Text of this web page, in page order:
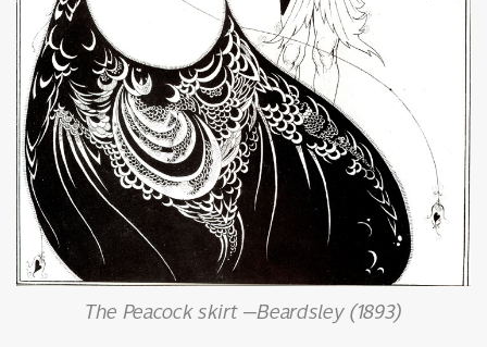
The Peacock skirt —Beardsley (1893)